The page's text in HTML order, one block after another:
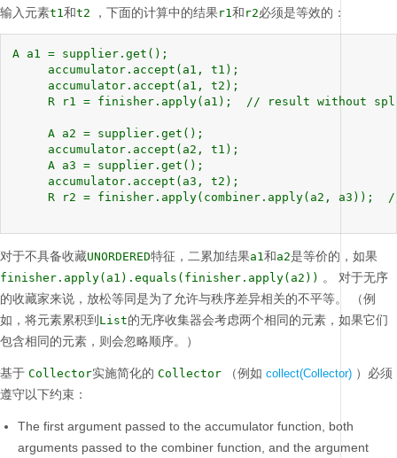
输入元素t1和t2 ，下面的计算中的结果 r1和 r2必须是等效的：
A a1 = supplier.get();
     accumulator.accept(a1, t1);
     accumulator.accept(a1, t2);
R r1 = finisher.apply(a1);  // result without
     A a2 = supplier.get();
     accumulator.accept(a2, t1);
     A a3 = supplier.get();
     accumulator.accept(a3, t2);
R r2 = finisher.apply(combiner.apply(a2, a3));
对于不具备收藏UNORDERED特征，二累加结果a1和a2是等价的，如果
finisher.apply(a1).equals(finisher.apply(a2)) 。
对于无序
的收藏家来说，放松等同是为了允许与秩序差异相关的不平等。
（例
如，将元素累积到 List的无序收集器会考虑两个相同的元素，如果它们
包含相同的元素，则会忽略顺序。）
基于 Collector实施简化的 Collector （例如 collect(Collector) ）必须
遵守以下约束：
The first argument passed to the accumulator function, both
arguments passed to the combiner function, and the argument